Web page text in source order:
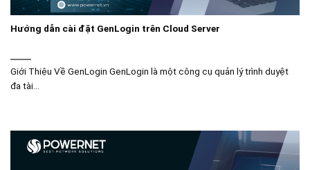
Hướng dẫn cài đặt GenLogin trên Cloud Server
Giới Thiệu Về GenLogin GenLogin là một công cụ quản lý trình duyệt
đa tài...